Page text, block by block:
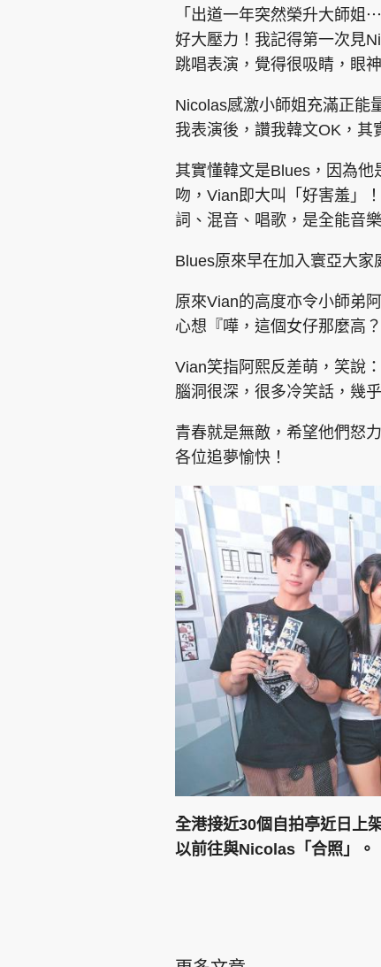
關於我們 聯絡我們 隱私政策聲明 使
「出道一年突然榮升大師
好大壓力！我記得第一次見
跳唱表演，覺得很吸睛，眼
Nicolas感激小師姐充滿正能
我表演後，讚我韓文OK，其
其實懂韓文是Blues，因為
吻，Vian即大叫「好害羞」
詞、混音、唱歌，是全能音樂
Blues原來早在加入寰亞大家
原來Vian的高度亦令小師弟
心想『嘩，這個女仔那麼高
Vian笑指阿熙反差萌，笑說
腦洞很深，很多冷笑話，幾
青春就是無敵，希望他們怒
各位追夢愉快！
全港接近30個自拍亭近日上
以前往與Nicolas「合照」。